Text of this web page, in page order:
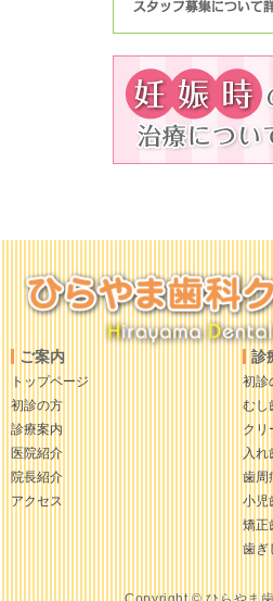
ご案内
トップページ
初診の方
診療案内
医院紹介
院長紹介
アクセス
診
初診
むし
クリ
入れ
歯周
小児
矯正
歯ぎ